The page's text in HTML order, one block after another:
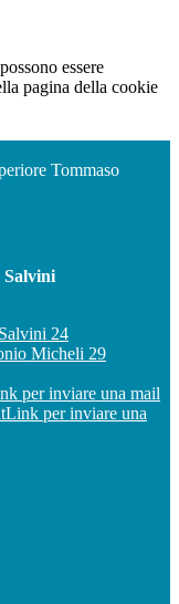
essere
pagina della cookie
Tommaso
Salvini
24
Micheli 29
per inviare una mail
Link per inviare una